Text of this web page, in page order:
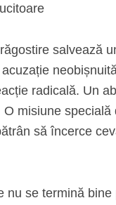
salvează
radicală. Un
misiune
să încerce
nu se termină